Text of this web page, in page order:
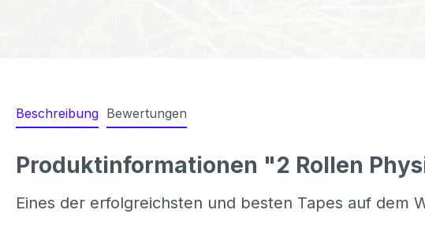
Beschreibung Bewertungen
Produktinformationen "2 Rollen
Eines der erfolgreichsten und besten Tapes auf dem